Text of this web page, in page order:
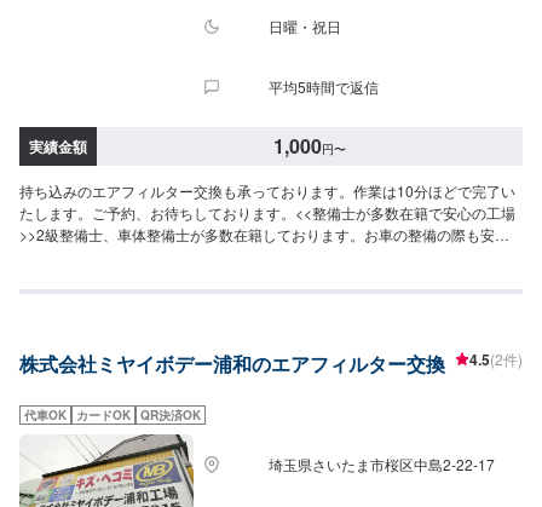
日曜・祝日
平均5時間で返信
実績金額 1,000円〜
持ち込みのエアフィルター交換も承っております。作業は10分ほどで完了い
たします。ご予約、お待ちしております。<<整備士が多数在籍で安心の工場
>>2級整備士、車体整備士が多数在籍しております。お車の整備の際も安心
心ください。
株式会社ミヤイボデー浦和のエアフィルター交換 4.5(2件)
代車OK カードOK QR決済OK
埼玉県さいたま市桜区中島2-22-17